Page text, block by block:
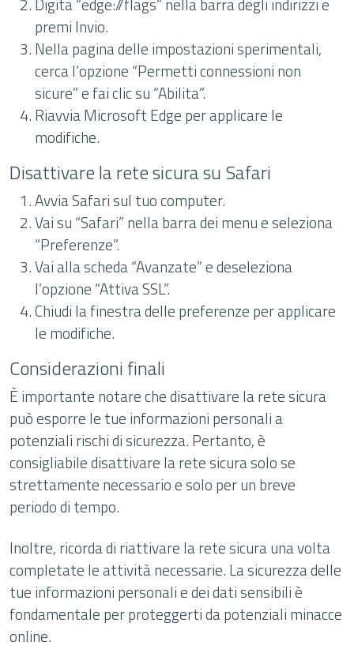
premi Invio.
Nella pagina delle impostazioni sperimentali,
cerca l’opzione “Permetti connessioni non
sicure” e fai clic su “Abilita”.
Riavvia Microsoft Edge per applicare le
modifiche.
Disattivare la rete sicura su Safari
Avvia Safari sul tuo computer.
Vai su “Safari” nella barra dei menu e seleziona
“Preferenze”.
Vai alla scheda “Avanzate” e deseleziona
l’opzione “Attiva SSL”.
Chiudi la finestra delle preferenze per applicare
le modifiche.
Considerazioni finali
È importante notare che disattivare la rete sicura
può esporre le tue informazioni personali a
potenziali rischi di sicurezza. Pertanto, è
consigliabile disattivare la rete sicura solo se
strettamente necessario e solo per un breve
periodo di tempo.
Inoltre, ricorda di riattivare la rete sicura una volta
completate le attività necessarie. La sicurezza delle
tue informazioni personali e dei dati sensibili è
fondamentale per proteggerti da potenziali minacce
online.